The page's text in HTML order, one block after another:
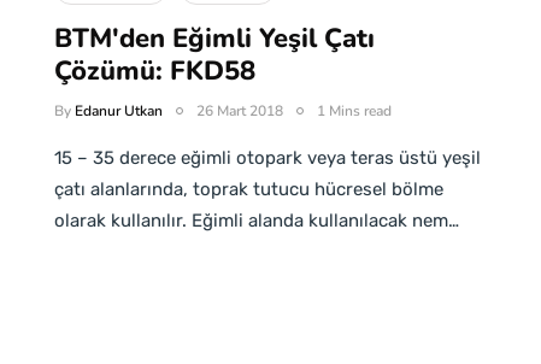
BTM'den Eğimli Yeşil Çatı
Çözümü: FKD58
By Edanur Utkan 26 Mart 2018 1 Mins read
15 – 35 derece eğimli otopark veya teras üstü yeşil
çatı alanlarında, toprak tutucu hücresel bölme
olarak kullanılır. Eğimli alanda kullanılacak nem…